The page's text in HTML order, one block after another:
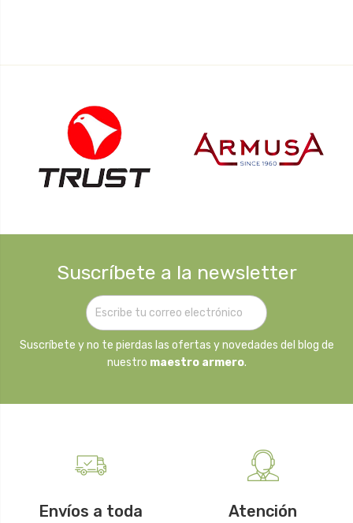
Suscríbete a la newsletter
Suscríbete y no te pierdas las ofertas y novedades del blog de
nuestro maestro armero.
Envíos a toda
Atención